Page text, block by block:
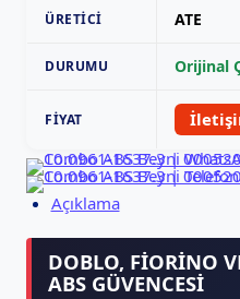
ÜRETICI ATE
DURUMU Orijinal
FIYAT
Açıklama
DOBLO, FIORINO
ABS GÜVENCESI